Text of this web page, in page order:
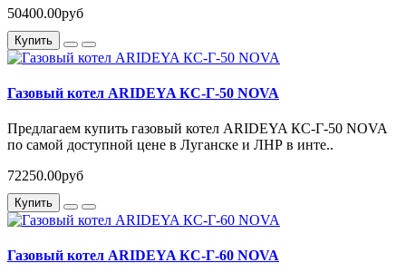
50400.00руб
Купить
Газовый котел ARIDEYA КС-Г-50 NOVA
Предлагаем купить газовый котел ARIDEYA КС-Г-50 NOVA
по самой доступной цене в Луганске и ЛНР в инте..
72250.00руб
Купить
Газовый котел ARIDEYA КС-Г-60 NOVA